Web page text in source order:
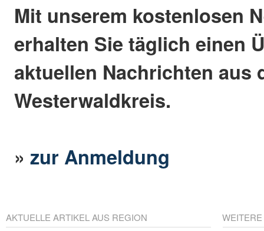
Mit unserem kostenlosen
erhalten Sie täglich einen
aktuellen Nachrichten aus
Westerwaldkreis.
»zur Anmeldung
AKTUELLE ARTIKEL AUS REGION